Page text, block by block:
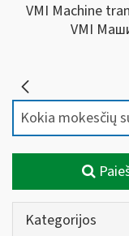
VMI Machine
VMI
Kategorijos